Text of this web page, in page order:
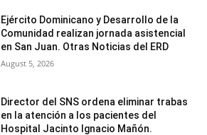
Ejército Dominicano y Desarrollo de la
Comunidad realizan jornada asistencial
en San Juan. Otras Noticias del ERD
August 5, 2026
Director del SNS ordena eliminar trabas
en la atención a los pacientes del
Hospital Jacinto Ignacio Mañón.